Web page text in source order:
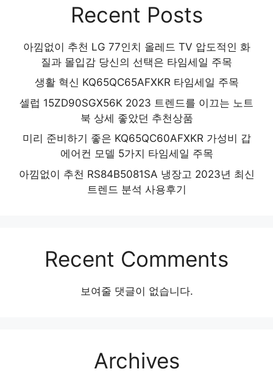
Recent Posts
아낌없이 추천 LG 77인치 올레드 TV 압도적인 화
질과 몰입감 당신의 선택은 타임세일 주목
생활 혁신 KQ65QC65AFXKR 타임세일 주목
셀럽 15ZD90SGX56K 2023 트렌드를 이끄는 노트
북 상세 좋았던 추천상품
미리 준비하기 좋은 KQ65QC60AFXKR 가성비 갑
에어컨 모델 5가지 타임세일 주목
아낌없이 추천 RS84B5081SA 냉장고 2023년 최신
트렌드 분석 사용후기
Recent Comments
보여줄 댓글이 없습니다.
Archives